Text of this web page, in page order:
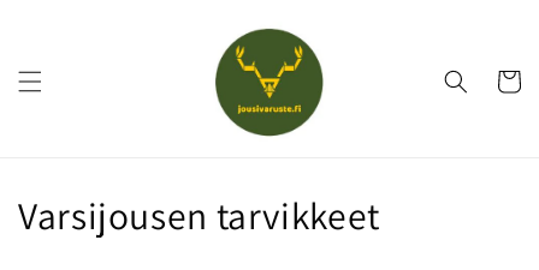
K
Varsijousen tarvikkeet